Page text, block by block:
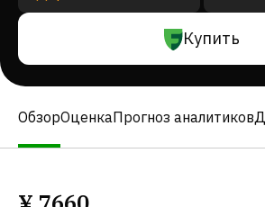
Купить
ОбзорОценкаПрогноз аналитиков